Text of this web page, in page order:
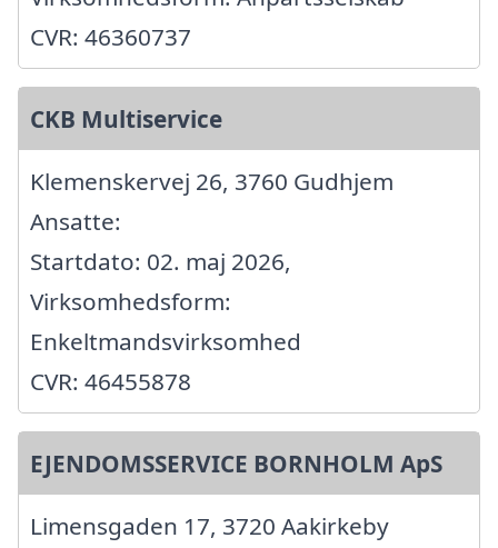
CVR: 46360737
CKB Multiservice
Klemenskervej 26, 3760 Gudhjem
Ansatte:
Startdato: 02. maj 2026,
Virksomhedsform:
Enkeltmandsvirksomhed
CVR: 46455878
EJENDOMSSERVICE BORNHOLM ApS
Limensgaden 17, 3720 Aakirkeby